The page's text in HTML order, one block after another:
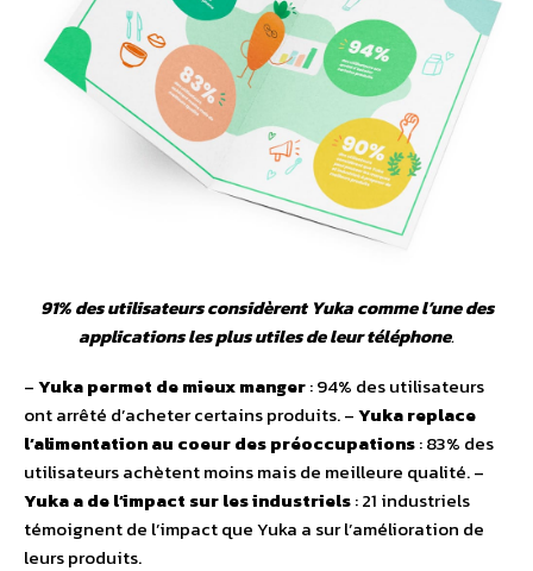
91% des utilisateurs considèrent Yuka comme l’une des
applications les plus utiles de leur téléphone.
–Yuka permet de mieux manger: 94% des utilisateurs
ont arrêté d’acheter certains produits. –Yuka replace
l’alimentation au coeur des préoccupations: 83% des
utilisateurs achètent moins mais de meilleure qualité. –
Yuka a de l’impact sur les industriels: 21 industriels
témoignent de l’impact que Yuka a sur l’amélioration de
leurs produits.